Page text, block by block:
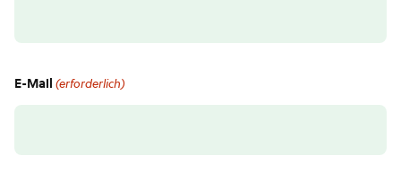
E-Mail (erforderlich)